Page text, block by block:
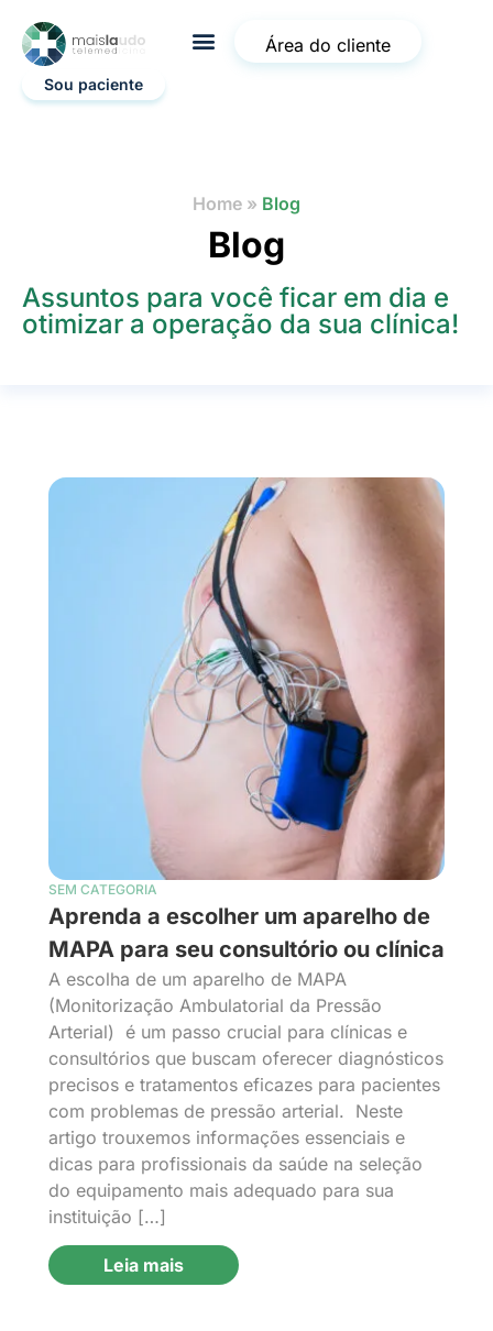
Área do cliente
Sou paciente
Home » Blog
Blog
Assuntos para você ficar em dia e
otimizar a operação da sua clínica!
SEM CATEGORIA
Aprenda a escolher um aparelho de
MAPA para seu consultório ou clínica
A escolha de um aparelho de MAPA
(Monitorização Ambulatorial da Pressão
Arterial) é um passo crucial para clínicas e
consultórios que buscam oferecer diagnósticos
precisos e tratamentos eficazes para pacientes
com problemas de pressão arterial. Neste
artigo trouxemos informações essenciais e
dicas para profissionais da saúde na seleção
do equipamento mais adequado para sua
instituição […]
Leia mais